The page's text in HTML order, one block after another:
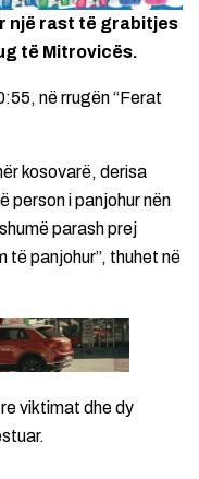
një rast të grabitjes
të Mitrovicës.
në rrugën “Ferat
kosovarë, derisa
person i panjohur nën
parash prej
të panjohur”, thuhet në
viktimat dhe dy